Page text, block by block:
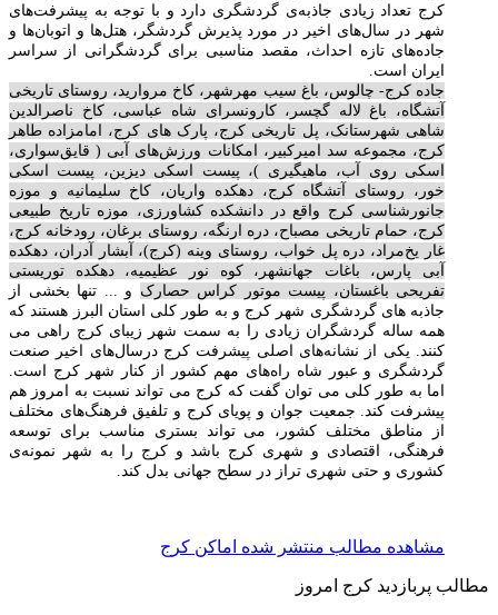
کرج تعداد زیادی جاذبه‌ی گردشگری دارد و با توجه به پیشرفت‌های
شهر در سال‌های اخیر در مورد پذیرش گردشگر، هتل‌ها و اتوبان‌ها و
جاده‌های تازه احداث، مقصد مناسبی برای گردشگرانی از سراسر
ایران است.
جاده کرج- چالوس، باغ سیب مهرشهر، کاخ مروارید، روستای تاریخی
آتشگاه، باغ لاله گچسر، کارونسرای شاه عباسی، کاخ ناصرالدین
شاهی شهرستانک، پل تاریخی کرج، پارک های کرج، امامزاده طاهر
کرج، مجموعه سد امیرکبیر، امکانات ورزش‌های آبی ( قایق‌سواری،
اسکی روی آب، ماهیگیری )، پیست اسکی دیزین، پیست اسکی
خور، روستای آتشگاه کرج، دهکده واریان، کاخ سلیمانیه و موزه
جانورشناسی کرج واقع در دانشکده کشاورزی، موزه تاریخ طبیعی
کرج، حمام تاریخی مصباح، دره ارنگه، روستای برغان، رودخانه کرج،
غار یخ‌مراد، دره پل خواب، روستای وینه (کرج)، آبشار آدران، دهکده
آبی پارس، باغات جهانشهر، کوه نور عظیمیه، دهکده توریستی
تفریحی باغستان، پیست موتور کراس حصارک و ... تنها بخشی از
جاذبه های گردشگری شهر کرج و به طور کلی استان البرز هستند که
همه ساله گردشگران زیادی را به سمت شهر زیبای کرج راهی می
کنند. یکی از نشانه‌های اصلی پیشرفت کرج درسال‌های اخیر صنعت
گردشگری و عبور شاه راه‌های مهم کشور از کنار شهر کرج است.
اما به طور کلی می توان گفت که کرج می تواند نسبت به امروز هم
پیشرفت کند. جمعیت جوان و پویای کرج و تلفیق فرهنگ‌های مختلف
از مناطق مختلف کشور، می تواند بستری مناسب برای توسعه
فرهنگی، اقتصادی و شهری کرج باشد و کرج را به شهر نمونه‌ی
کشوری و حتی شهری تراز در سطح جهانی بدل کند.
مشاهده مطالب منتشر شده اماکن کرج
مطالب پربازدید کرج امروز